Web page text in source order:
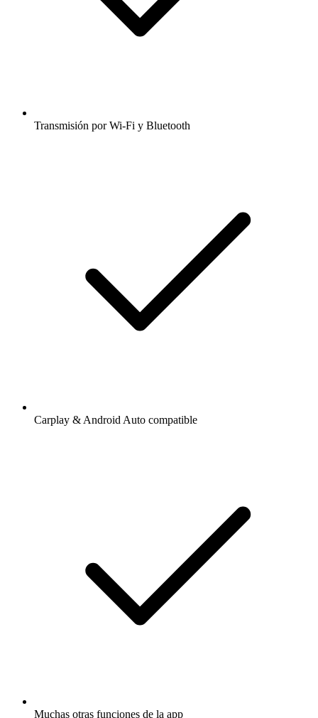
Transmisión por Wi-Fi y Bluetooth
Carplay & Android Auto compatible
Muchas otras funciones de la app